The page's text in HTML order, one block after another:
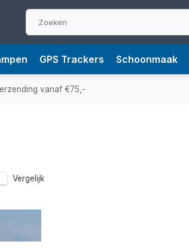
GPS Trackers Schoonmaak
vanaf €75,-
Vergelijk